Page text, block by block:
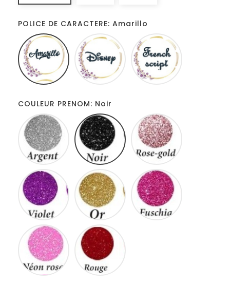
POLICE DE CARACTERE: Amarillo
Amarillo Disney
COULEUR PRENOM: Noir
Gris
Violet
Neon
rose